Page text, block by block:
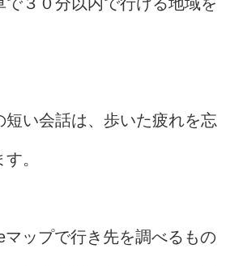
短い会話は、歩いた疲れを忘
。
マップで行き先を調べるもの